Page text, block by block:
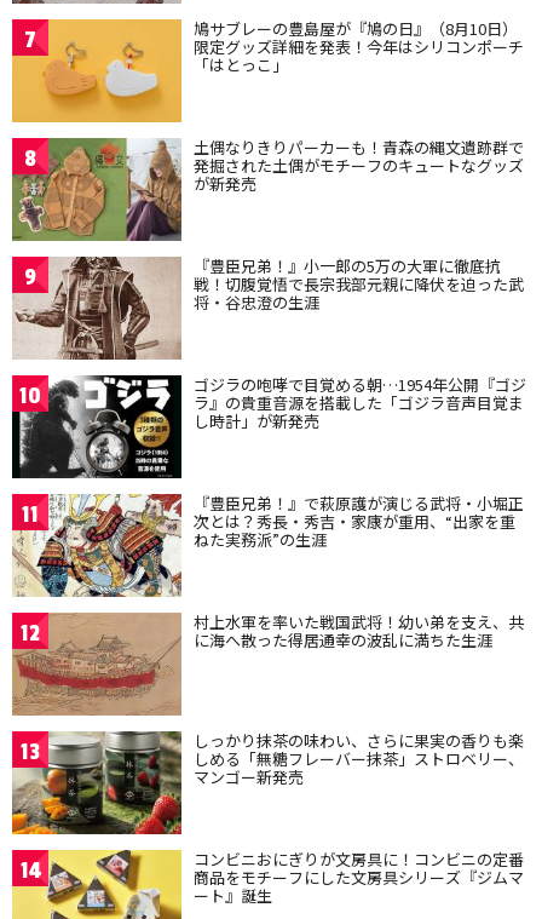
7 鳩サブレーの豊島屋が『鳩の日』（8月10日）
限定グッズ詳細を発表！今年はシリコンポーチ
「はとっこ」
8 土偶なりきりパーカーも！青森の縄文遺跡群で
発掘された土偶がモチーフのキュートなグッズ
が新発売
9 『豊臣兄弟！』小一郎の5万の大軍に徹底抗
戦！切腹覚悟で長宗我部元親に降伏を迫った武
将・谷忠澄の生涯
10 ゴジラの咆哮で目覚める朝…1954年公開『ゴジ
ラ』の貴重音源を搭載した「ゴジラ音声目覚ま
し時計」が新発売
11 『豊臣兄弟！』で萩原護が演じる武将・小堀正
次とは？秀長・秀吉・家康が重用、“出家を重
ねた実務派”の生涯
12 村上水軍を率いた戦国武将！幼い弟を支え、共
に海へ散った得居通幸の波乱に満ちた生涯
13 しっかり抹茶の味わい、さらに果実の香りも楽
しめる「無糖フレーバー抹茶」ストロベリー、
マンゴー新発売
14 コンビニおにぎりが文房具に！コンビニの定番
商品をモチーフにした文房具シリーズ『ジムマ
ート』誕生